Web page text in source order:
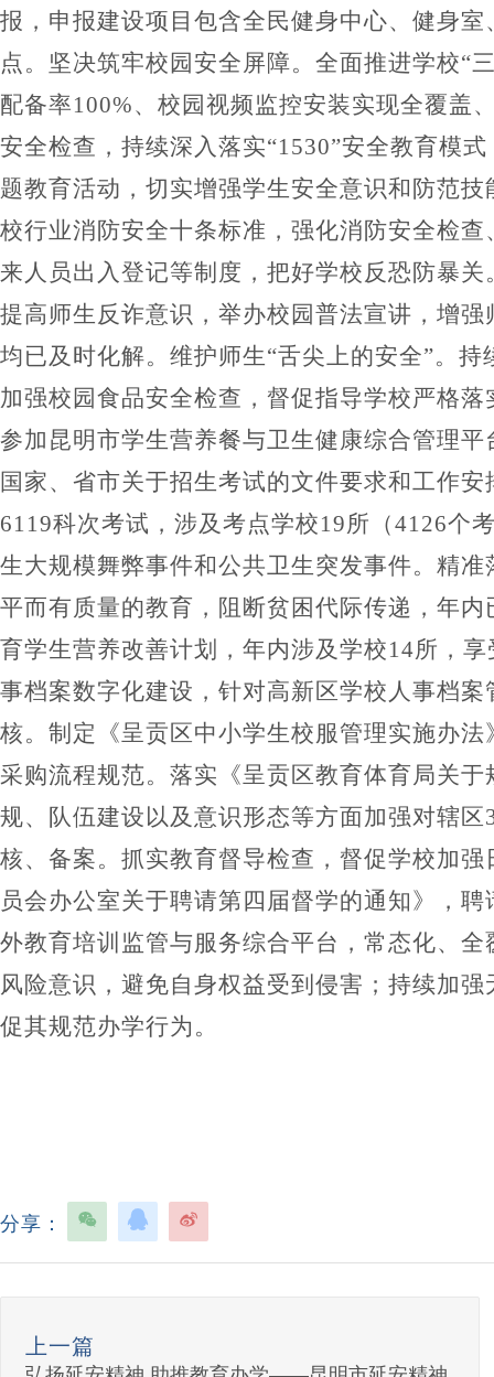
报，申报建设项目包含全民健身中心、健身
点。 坚决筑牢校园安全屏障。 全面推进学校“
配备率100%、 校园视频监控安装实现全覆盖
安全检查，持续深入 落实“1530”安全教育模式
题教育活动，切实增强学生安全意识和防范
校行业消防安全十条标准，强化消防安全检
来人员出入 登记等制度，把好学校反恐防暴关
提高师生反诈意识， 举办校园普法宣讲，增强
均已及时化解。 维护师生“舌尖上的安全”。 持
加强校园食品安全检查，督促指导学校严格
参加昆明市学生营养餐与卫生健康综合管理
国家、省市关于招生考试的文件要求和工作
6119科次考试，涉及考点学校19所（4126个
生大规模舞弊事件和公共卫生突发事件。 精准
平而有质量的教育，阻断贫困代际传递 ，年
育学生营养改善计划， 年内涉及学校14所，
事档案数字化建设，针对高新区学校人事档
核。制定《呈贡区中小学生校服管理实施办
采购流程规范。 落实《呈贡区教育体育局关
规、队伍建设以及意识形态等方面加强对辖区
核、备案。抓实教育督导检查，督促学校加强
员会办公室关于聘请第四届督学的通知》，
外教育培训监管与服务综合平台， 常态化、全
风险意识，避免自身权益受到侵害；持续加
促其规范办学行为。
分享：
上一篇